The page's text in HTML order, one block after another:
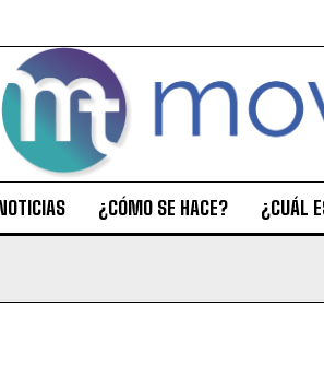
¿CÓMO SE HACE? ¿CUÁL